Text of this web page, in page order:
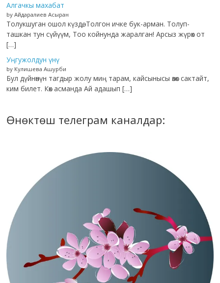
Алгачкы махабат
by Айдаралиев Асыран
Толукшуган ошол күздө, Толгон ичке бук-арман. Толуп-
ташкан тун сүйүүм, Тоо койнунда жаралган! Арсыз жүрөк от
[…]
Уңгужолдун үнү
by Кулишева Ашурби
Бул дүйнөнүн тагдыр жолу миң тарам, кайсынысы өзөк сактайт,
ким билет. Көк асманда Ай адашып […]
Өнөктөш телеграм каналдар: